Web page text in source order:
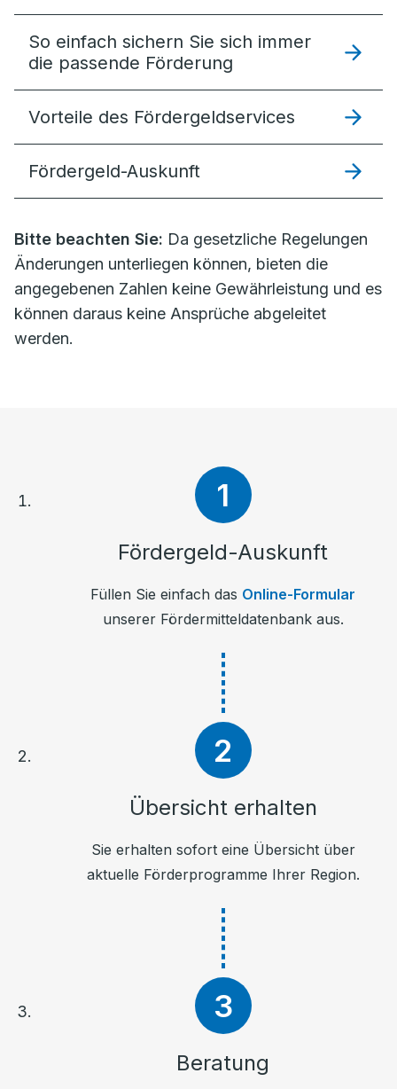
So einfach sichern Sie sich immer
die passende Förderung
Vorteile des Fördergeldservices
Fördergeld-Auskunft
Bitte beachten Sie: Da gesetzliche Regelungen
Änderungen unterliegen können, bieten die
angegebenen Zahlen keine Gewährleistung und es
können daraus keine Ansprüche abgeleitet
werden.
Fördergeld-Auskunft
Füllen Sie einfach das Online-Formular
unserer Fördermitteldatenbank aus.
Übersicht erhalten
Sie erhalten sofort eine Übersicht über
aktuelle Förderprogramme Ihrer Region.
Beratung